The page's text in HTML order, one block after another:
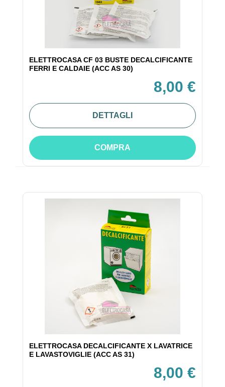
ELETTROCASA CF 03 BUSTE DECALCIFICANTE
FERRI E CALDAIE (ACC AS 30)
8,00 €
DETTAGLI
COMPRA
ELETTROCASA DECALCIFICANTE X LAVATRICE
E LAVASTOVIGLIE (ACC AS 31)
8,00 €